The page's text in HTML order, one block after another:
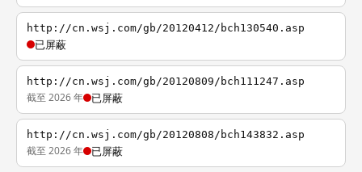
http://cn.wsj.com/gb/20120412/bch130540.asp
已屏蔽
http://cn.wsj.com/gb/20120809/bch111247.asp
截至 2026 年 已屏蔽
http://cn.wsj.com/gb/20120808/bch143832.asp
截至 2026 年 已屏蔽